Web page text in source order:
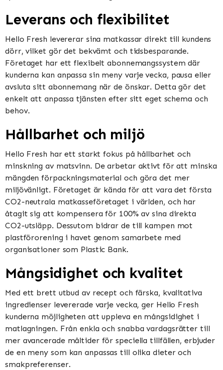
Leverans och flexibilitet
Hello Fresh levererar sina matkassar direkt till kundens
dörr, vilket gör det bekvämt och tidsbesparande.
Företaget har ett flexibelt abonnemangssystem där
kunderna kan anpassa sin meny varje vecka, pausa eller
avsluta sitt abonnemang när de önskar. Detta gör det
enkelt att anpassa tjänsten efter sitt eget schema och
behov.
Hållbarhet och miljö
Hello Fresh har ett starkt fokus på hållbarhet och
minskning av matsvinn. De arbetar aktivt för att minska
mängden förpackningsmaterial och göra det mer
miljövänligt. Företaget är kända för att vara det första
CO2-neutrala matkasseföretaget i världen, och har
åtagit sig att kompensera för 100% av sina direkta
CO2-utsläpp. Dessutom bidrar de till kampen mot
plastförorening i havet genom samarbete med
organisationer som Plastic Bank.
Mångsidighet och kvalitet
Med ett brett utbud av recept och färska, kvalitativa
ingredienser levererade varje vecka, ger Hello Fresh
kunderna möjligheten att uppleva en mångsidighet i
matlagningen. Från enkla och snabba vardagsrätter till
mer avancerade måltider för speciella tillfällen, erbjuder
de en meny som kan anpassas till olika dieter och
smakpreferenser.